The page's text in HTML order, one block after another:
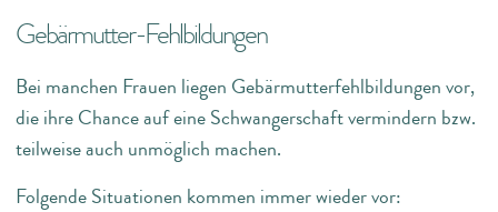
Gebärmutter-Fehlbildungen
Bei manchen Frauen liegen Gebärmutterfehlbildungen vor,
die ihre Chance auf eine Schwangerschaft vermindern bzw.
teilweise auch unmöglich machen.
Folgende Situationen kommen immer wieder vor: